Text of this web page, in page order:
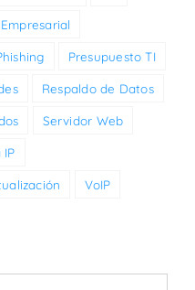
Presupuesto TI
Respaldo de Datos
Servidor Web
IP
VoIP